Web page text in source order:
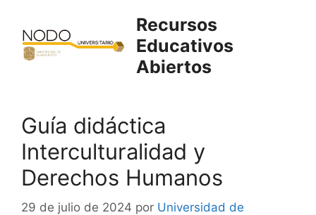
contenido
Recursos
Educativos
Abiertos
Guía didáctica
Interculturalidad y
Derechos Humanos
29 de julio de 2024 por Universidad de